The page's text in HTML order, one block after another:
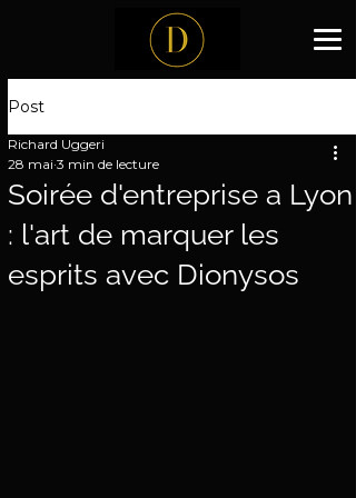
Post
Soirée d'entreprise a Lyon
: l'art de marquer les
esprits avec Dionysos
Richard Uggeri
28 mai 3 min de lecture